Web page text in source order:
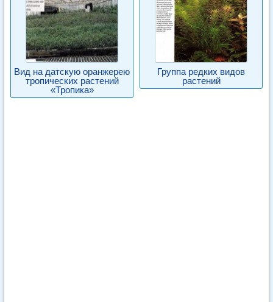
Вид на датскую оранжерею
тропических растений
«Тропика»
Группа редких видов
растений